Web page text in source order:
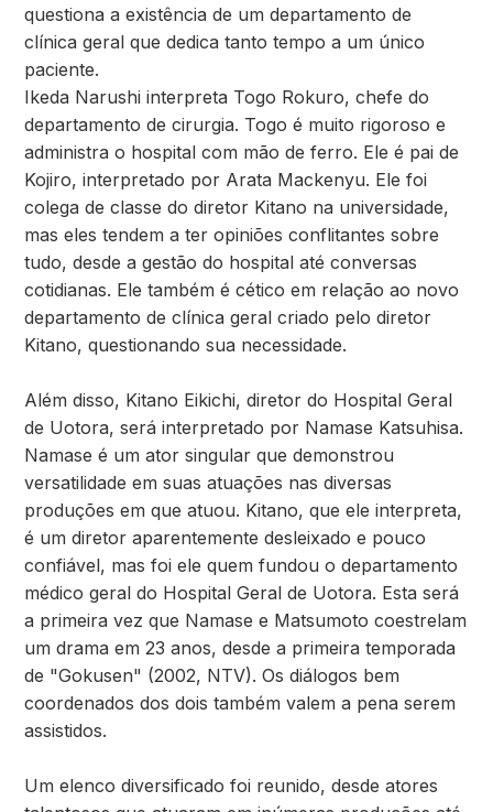
questiona a existência de um departamento de
clínica geral que dedica tanto tempo a um único
paciente.
Ikeda Narushi interpreta Togo Rokuro, chefe do
departamento de cirurgia. Togo é muito rigoroso e
administra o hospital com mão de ferro. Ele é pai de
Kojiro, interpretado por Arata Mackenyu. Ele foi
colega de classe do diretor Kitano na universidade,
mas eles tendem a ter opiniões conflitantes sobre
tudo, desde a gestão do hospital até conversas
cotidianas. Ele também é cético em relação ao novo
departamento de clínica geral criado pelo diretor
Kitano, questionando sua necessidade.
Além disso, Kitano Eikichi, diretor do Hospital Geral
de Uotora, será interpretado por Namase Katsuhisa.
Namase é um ator singular que demonstrou
versatilidade em suas atuações nas diversas
produções em que atuou. Kitano, que ele interpreta,
é um diretor aparentemente desleixado e pouco
confiável, mas foi ele quem fundou o departamento
médico geral do Hospital Geral de Uotora. Esta será
a primeira vez que Namase e Matsumoto coestrelam
um drama em 23 anos, desde a primeira temporada
de "Gokusen" (2002, NTV). Os diálogos bem
coordenados dos dois também valem a pena serem
assistidos.
Um elenco diversificado foi reunido, desde atores